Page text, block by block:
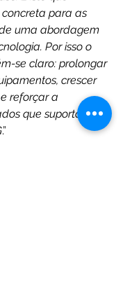
para as
uma abordagem
Por isso o
se claro: prolongar
crescer
reforçar a
que suportam a
.”